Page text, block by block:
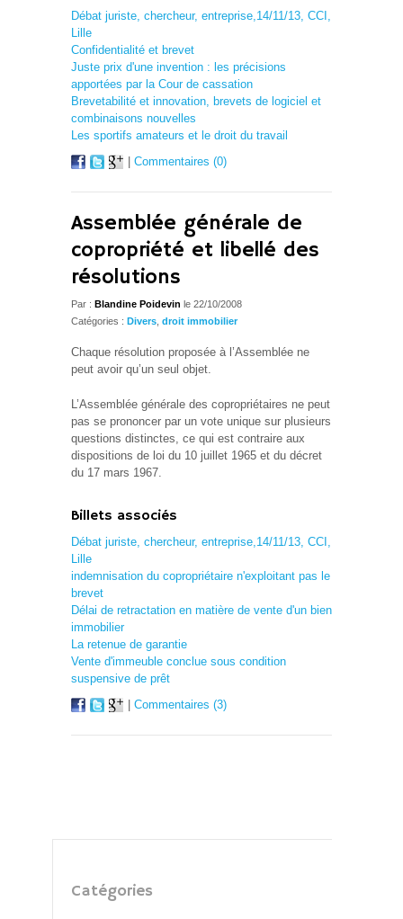
Débat juriste, chercheur, entreprise,14/11/13, CCI,
Lille
Confidentialité et brevet
Juste prix d'une invention : les précisions
apportées par la Cour de cassation
Brevetabilité et innovation, brevets de logiciel et
combinaisons nouvelles
Les sportifs amateurs et le droit du travail
Commentaires (0)
Assemblée générale de
copropriété et libellé des
résolutions
Par : Blandine Poidevin le 22/10/2008
Catégories : Divers droit immobilier
Chaque résolution proposée à l’Assemblée ne
peut avoir qu’un seul objet.
L’Assemblée générale des copropriétaires ne peut
pas se prononcer par un vote unique sur plusieurs
questions distinctes, ce qui est contraire aux
dispositions de loi du 10 juillet 1965 et du décret
du 17 mars 1967.
Billets associés
Débat juriste, chercheur, entreprise,14/11/13, CCI,
Lille
indemnisation du copropriétaire n'exploitant pas le
brevet
Délai de retractation en matière de vente d'un bien
immobilier
La retenue de garantie
Vente d'immeuble conclue sous condition
suspensive de prêt
Commentaires (3)
Catégories